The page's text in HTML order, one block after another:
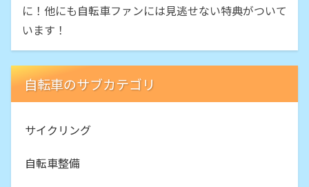
に！他にも自転車ファンには見逃せない特典がついて
います！
自転車のサブカテゴリ
サイクリング
自転車整備